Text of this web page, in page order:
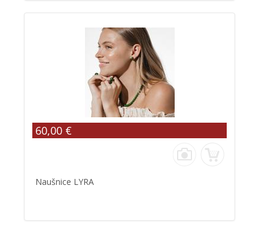
60,00 €
Naušnice LYRA